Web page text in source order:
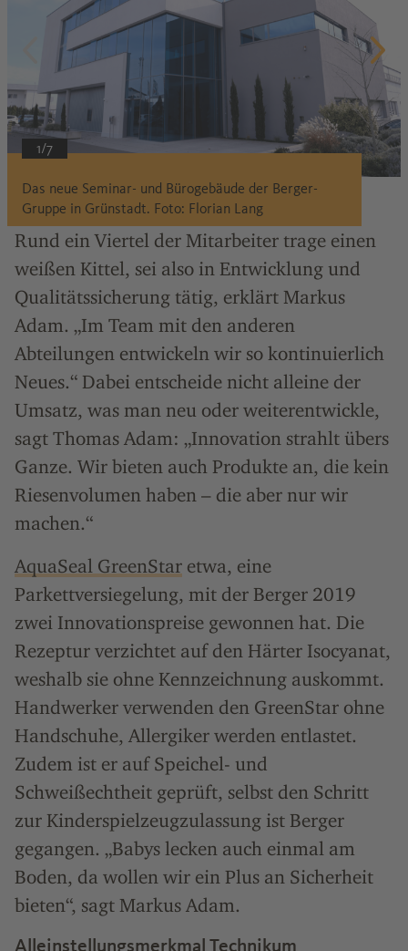
1/7
Das neue Seminar- und Bürogebäude der Berger-
Gruppe in Grünstadt. Foto: Florian Lang
Rund ein Viertel der Mitarbeiter trage einen
weißen Kittel, sei also in Entwicklung und
Qualitätssicherung tätig, erklärt Markus
Adam. „Im Team mit den anderen
Abteilungen entwickeln wir so kontinuierlich
Neues.“ Dabei entscheide nicht alleine der
Umsatz, was man neu oder weiterentwickle,
sagt Thomas Adam: „Innovation strahlt übers
Ganze. Wir bieten auch Produkte an, die kein
Riesenvolumen haben – die aber nur wir
machen.“
AquaSeal GreenStar etwa, eine
Parkettversiegelung, mit der Berger 2019
zwei Innovationspreise gewonnen hat. Die
Rezeptur verzichtet auf den Härter Isocyanat,
weshalb sie ohne Kennzeichnung auskommt.
Handwerker verwenden den GreenStar ohne
Handschuhe, Allergiker werden entlastet.
Zudem ist er auf Speichel- und
Schweißechtheit geprüft, selbst den Schritt
zur Kinderspielzeugzulassung ist Berger
gegangen. „Babys lecken auch einmal am
Boden, da wollen wir ein Plus an Sicherheit
bieten“, sagt Markus Adam.
Alleinstellungsmerkmal Technikum